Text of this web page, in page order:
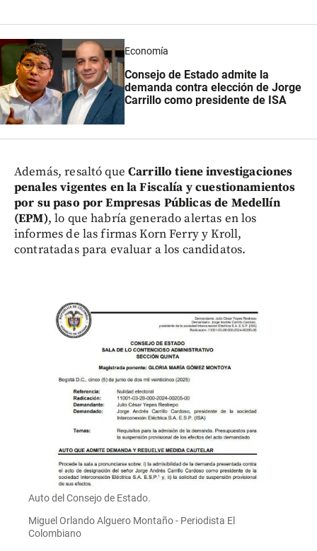
Economía
Consejo de Estado admite la
demanda contra elección de Jorge
Carrillo como presidente de ISA
Además, resaltó que Carrillo tiene investigaciones
penales vigentes en la Fiscalía y cuestionamientos
por su paso por Empresas Públicas de Medellín
(EPM), lo que habría generado alertas en los
informes de las firmas Korn Ferry y Kroll,
contratadas para evaluar a los candidatos.
Auto del Consejo de Estado.
Miguel Orlando Alguero Montaño - Periodista El
Colombiano